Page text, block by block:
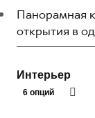
Панорамная
открытия в
Интерьер
6 опций